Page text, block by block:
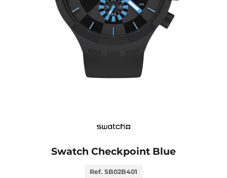
Swatch Checkpoint Blue
Ref. SB02B401